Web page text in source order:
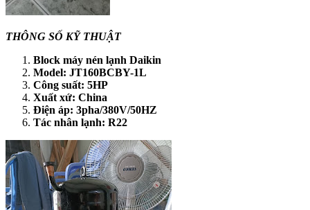
THÔNG SỐ KỸ THUẬT
Block máy nén lạnh Daikin
Model: JT160BCBY-1L
Công suất: 5HP
Xuất xứ: China
Điện áp: 3pha/380V/50HZ
Tác nhân lạnh: R22